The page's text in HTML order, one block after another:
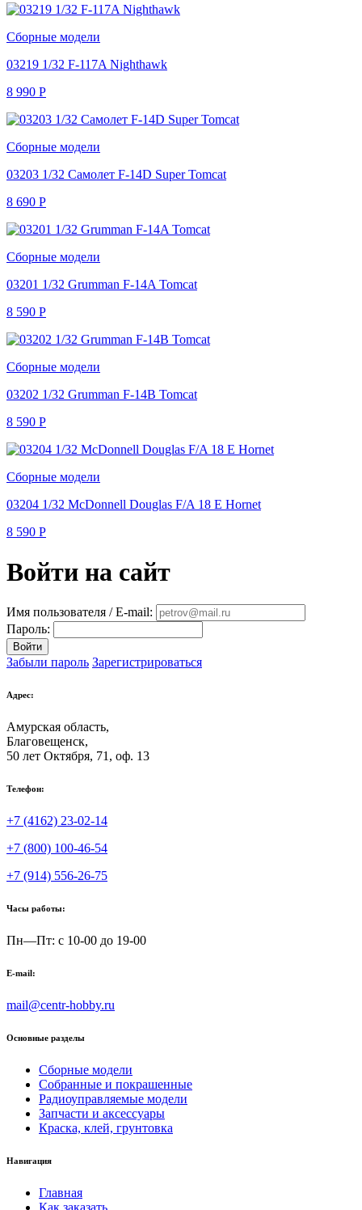
Сборные модели
03219 1/32 F-117A Nighthawk
8 990 Р
Сборные модели
03203 1/32 Самолет F-14D Super Tomcat
8 690 Р
Сборные модели
03201 1/32 Grumman F-14A Tomcat
8 590 Р
Сборные модели
03202 1/32 Grumman F-14B Tomcat
8 590 Р
Сборные модели
03204 1/32 McDonnell Douglas F/A 18 E Hornet
8 590 Р
Войти на сайт
Имя пользователя / E-mail:
Пароль:
Войти
Забыли пароль Зарегистрироваться
Адрес:
Амурская область,
Благовещенск,
50 лет Октября, 71, оф. 13
Телефон:
+7 (4162) 23-02-14
+7 (800) 100-46-54
+7 (914) 556-26-75
Часы работы:
Пн—Пт: с 10-00 до 19-00
E-mail:
mail@centr-hobby.ru
Основные разделы
Сборные модели
Собранные и покрашенные
Радиоуправляемые модели
Запчасти и аксессуары
Краска, клей, грунтовка
Навигация
Главная
Как заказать